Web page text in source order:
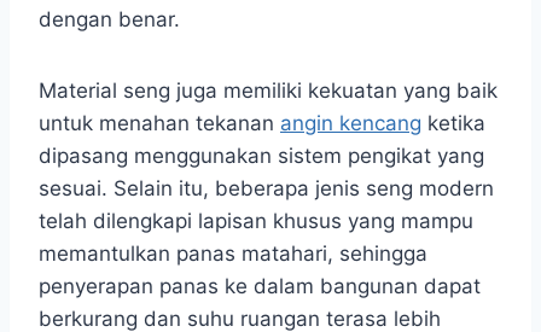
dengan benar.
Material seng juga memiliki kekuatan yang baik
untuk menahan tekanan angin kencang ketika
dipasang menggunakan sistem pengikat yang
sesuai. Selain itu, beberapa jenis seng modern
telah dilengkapi lapisan khusus yang mampu
memantulkan panas matahari, sehingga
penyerapan panas ke dalam bangunan dapat
berkurang dan suhu ruangan terasa lebih